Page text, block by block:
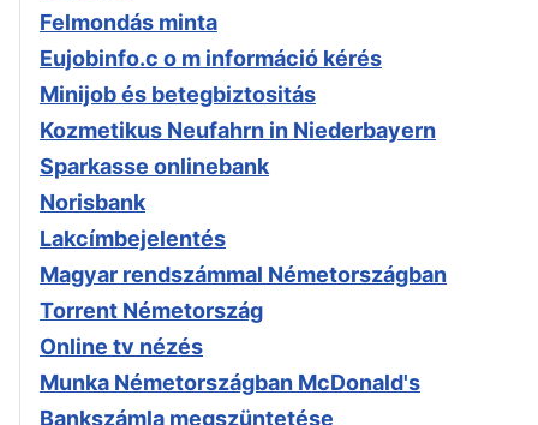
Felmondás minta
Eujobinfo.c o m információ kérés
Minijob és betegbiztositás
Kozmetikus Neufahrn in Niederbayern
Sparkasse onlinebank
Norisbank
Lakcímbejelentés
Magyar rendszámmal Németországban
Torrent Németország
Online tv nézés
Munka Németországban McDonald's
Bankszámla megszüntetése